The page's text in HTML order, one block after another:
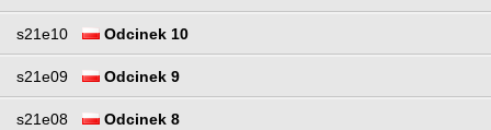
s21e10 Odcinek 10
s21e09 Odcinek 9
s21e08 Odcinek 8